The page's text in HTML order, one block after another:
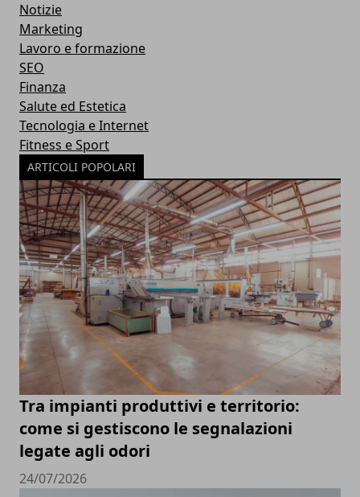
Notizie
Marketing
Lavoro e formazione
SEO
Finanza
Salute ed Estetica
Tecnologia e Internet
Fitness e Sport
ARTICOLI POPOLARI
Tra impianti produttivi e territorio:
come si gestiscono le segnalazioni
legate agli odori
24/07/2026